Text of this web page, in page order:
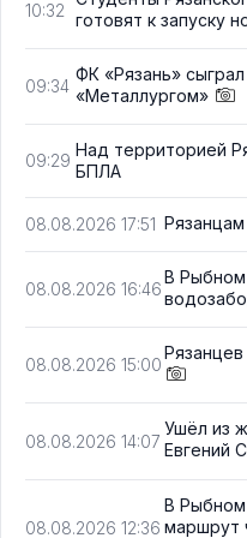
10:32
готовят к запуску
09:34
ФК «Рязань»
«Металлургом»
09:29
Над территорией
БПЛА
08.08.2026 17:51
08.08.2026 16:46
В Рыбном
08.08.2026 15:00
08.08.2026 14:07
Ушёл из
Евгений
08.08.2026 12:36
В
маршрут